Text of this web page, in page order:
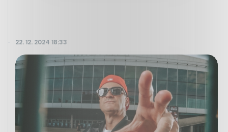
22. 12. 2024 18:33